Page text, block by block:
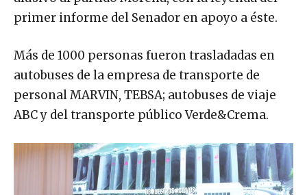
primer informe del Senador en apoyo a éste.
Más de 1000 personas fueron trasladadas en
autobuses de la empresa de transporte de
personal MARVIN, TEBSA; autobuses de viaje
ABC y del transporte público Verde&Crema.